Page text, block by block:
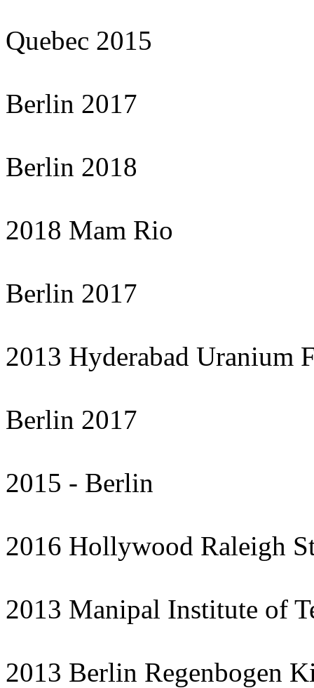
Quebec 2015
Berlin 2017
Berlin 2018
2018 Mam Rio
Berlin 2017
2013 Hyderabad Uranium
Berlin 2017
2015 - Berlin
2016 Hollywood Raleigh
2013 Manipal Institute of
2013 Berlin Regenbogen